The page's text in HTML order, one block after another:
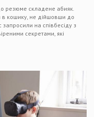
резюме складене абияк.
в кошику, не дійшовши до
на співбесіду з
секретами, які